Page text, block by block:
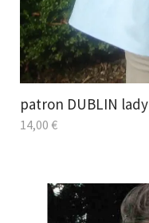
patron DUBLIN lady
14,00 €